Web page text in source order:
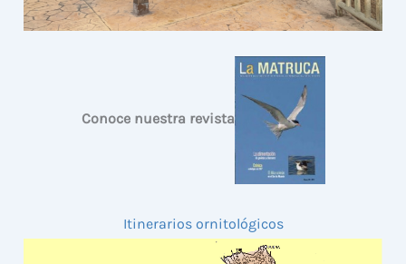
Conoce nuestra revista
Itinerarios ornitológicos